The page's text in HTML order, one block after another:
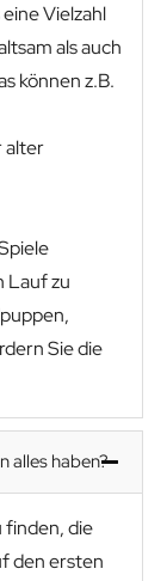
Vielzahl
als auch
können z.B.
alter
Lauf zu
Sie die
alles haben?
finden, die
den ersten